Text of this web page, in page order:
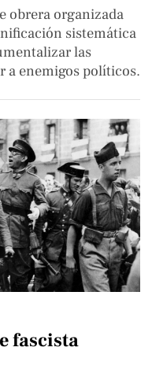
obrera organizada
sistemática
las
a enemigos políticos.
fascista